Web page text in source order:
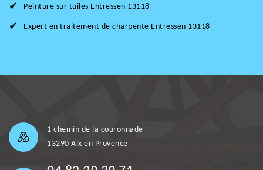
Peinture sur tuiles Entressen 13118
Expert en traitement de charpente Entressen 13118
1 chemin de la couronnade
13290 Aix en Provence